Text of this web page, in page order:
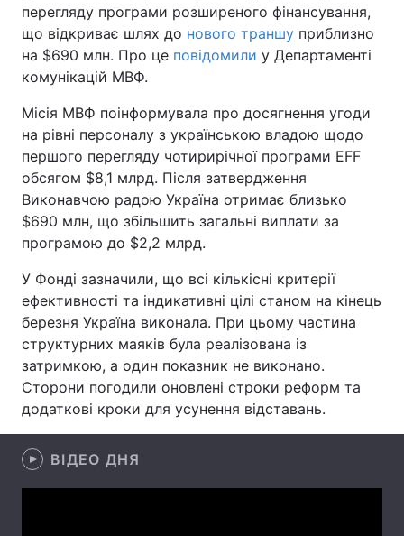
Спорт Наука
Техно і зв'язок Лайт
Зброя
Здоров'я Туризм
Цікавинки Погода
Екологія Регіони
Відео з Youtube Статті
Інтерв'ю
Архів Вакансії
Контакти
перегляду програми розширеного фінансування,
що відкриває шлях до нового траншу приблизно
на $690 млн. Про це повідомили у Департаменті
комунікацій МВФ.
Місія МВФ поінформувала про досягнення угоди
на рівні персоналу з українською владою щодо
першого перегляду чотирирічної програми EFF
обсягом $8,1 млрд. Після затвердження
Виконавчою радою Україна отримає близько
$690 млн, що збільшить загальні виплати за
програмою до $2,2 млрд.
У Фонді зазначили, що всі кількісні критерії
ефективності та індикативні цілі станом на кінець
березня Україна виконала. При цьому частина
структурних маяків була реалізована із
затримкою, а один показник не виконано.
Сторони погодили оновлені строки реформ та
додаткові кроки для усунення відставань.
ВІДЕО ДНЯ